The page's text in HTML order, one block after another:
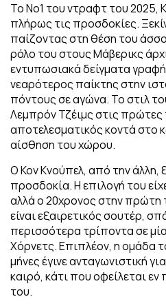
Το Νο1 του ντραφτ του 2025,
πλήρως τις προσδοκίες.
παίζοντας στη θέση του
ρόλο του στους Μάβερικς
εντυπωσιακά δείγματα
νεαρότερος παίκτης στην
πόντους σε αγώνα. Το στιλ
Λεμπρόν Τζέιμς στις πρώτες
αποτελεσματικός κοντά στο
αίσθηση του χώρου.
Ο Κον Κνούπελ, από την άλλη,
προσδοκία. Η επιλογή του
αλλά ο 20χρονος στην πρώτη
είναι εξαιρετικός σουτέρ,
περισσότερα τρίποντα σε
Χόρνετς. Επιπλέον, η ομάδα
μήνες έγινε ανταγωνιστική
καιρό, κάτι που οφείλεται
του.